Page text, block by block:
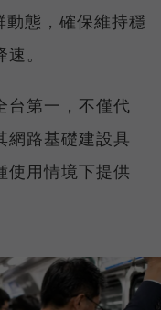
態，確保維持穩
。
台第一，不僅代
網路基礎建設具
使用情境下提供